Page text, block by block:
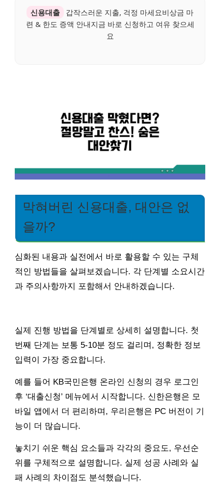
신용대출
갑작스러운 지출, 걱정 마세요비상금 마
련 & 한도 증액 안내지금 바로 신청하고 여유 찾으세
요
막혀버린 신용대출, 대안은 없
을까?
심화된 내용과 실전에서 바로 활용할 수 있는 구체
적인 방법들을 살펴보겠습니다. 각 단계별 소요시간
과 주의사항까지 포함해서 안내하겠습니다.
실제 진행 방법을 단계별로 상세히 설명합니다. 첫
번째 단계는 보통 5-10분 정도 걸리며, 정확한 정보
입력이 가장 중요합니다.
예를 들어 KB국민은행 온라인 신청의 경우 로그인
후 ‘대출신청’ 메뉴에서 시작합니다. 신한은행은 모
바일 앱에서 더 편리하며, 우리은행은 PC 버전이 기
능이 더 많습니다.
놓치기 쉬운 핵심 요소들과 각각의 중요도, 우선순
위를 구체적으로 설명합니다. 실제 성공 사례와 실
패 사례의 차이점도 분석했습니다.